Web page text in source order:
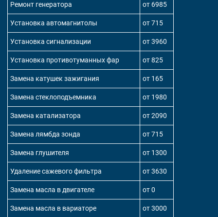
Ремонт генератора от 6985
Установка автомагнитолы от 715
Установка сигнализации от 3960
Установка противотуманных фар от 825
Замена катушек зажигания от 165
Замена стеклоподъемника от 1980
Замена катализатора от 2090
Замена лямбда зонда от 715
Замена глушителя от 1300
Удаление сажевого фильтра от 3630
Замена масла в двигателе от 0
Замена масла в вариаторе от 3000